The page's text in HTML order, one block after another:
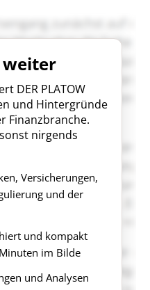
weiter
DER PLATOW
und Hintergründe
Finanzbranche.
nirgends
Versicherungen,
und der
und kompakt
im Bilde
und Analysen